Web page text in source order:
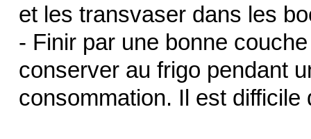
et les transvaser dans les
- Finir par une bonne
conserver au frigo pendant
consommation. Il est